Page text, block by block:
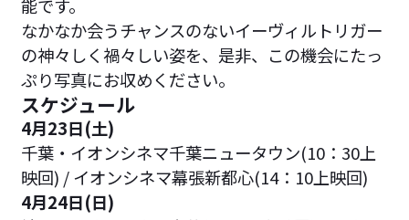
能です。
なかなか会うチャンスのないイーヴィルトリガー
の神々しく禍々しい姿を、是非、この機会にたっ
ぷり写真にお収めください。
スケジュール
4月23日(土)
千葉・イオンシネマ千葉ニュータウン(10：30上
映回) / イオンシネマ幕張新都心(14：10上映回)
4月24日(日)